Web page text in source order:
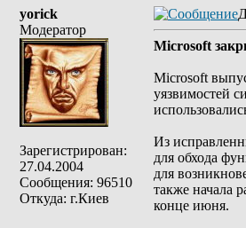
yorick
Модератор
Зарегистрирован:
27.04.2004
Сообщения: 96510
Откуда: г.Киев
Microsoft
Microsoft
уязвимостей
Из
для обхода
для
также начала
конце июня.